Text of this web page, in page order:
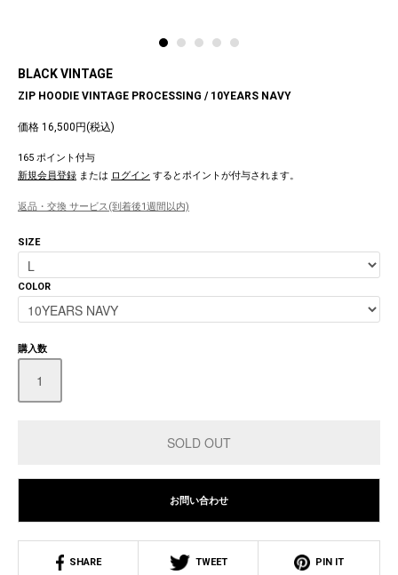
BLACK VINTAGE
ZIP HOODIE VINTAGE PROCESSING / 10YEARS NAVY
価格 16,500円(税込)
165 ポイント付与
新規会員登録 または ログイン するとポイントが付与されます。
返品・交換 サービス(到着後1週間以内)
SIZE
COLOR
購入数
お問い合わせ
SHARE TWEET PIN IT